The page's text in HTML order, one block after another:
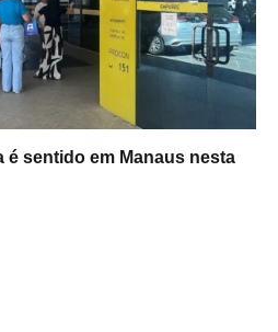
é sentido em Manaus nesta